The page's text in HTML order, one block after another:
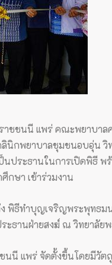
าชชนนี แพร่ คณะพยาบ
กพยาบาลชุมชนอบอุ่น
นประธานในการเปิดพิธี
กษา เข้าร่วมงาน
พิธีทำบุญเจริญพระพุทธม
ระธานฝ่ายสงฆ์ ณ วิทยาลั
นี แพร่ จัดตั้งขึ้นโดยมีวัต